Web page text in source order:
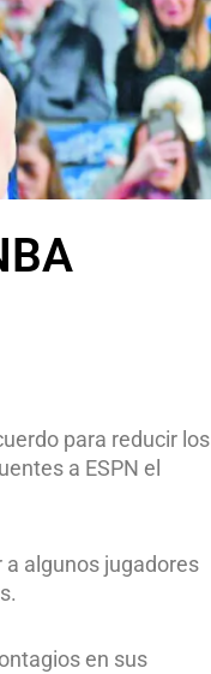
para reducir los
a ESPN el
a algunos jugadores
en sus